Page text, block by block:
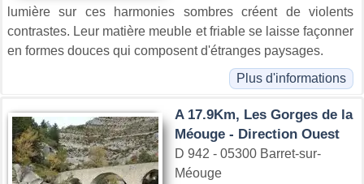
lumière sur ces harmonies sombres créent de violents
contrastes. Leur matière meuble et friable se laisse façonner
en formes douces qui composent d'étranges paysages.
Plus d'informations
A 17.9Km, Les Gorges de la
Méouge - Direction Ouest
D 942 - 05300 Barret-sur-
Méouge